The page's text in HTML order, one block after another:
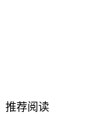
推荐阅读